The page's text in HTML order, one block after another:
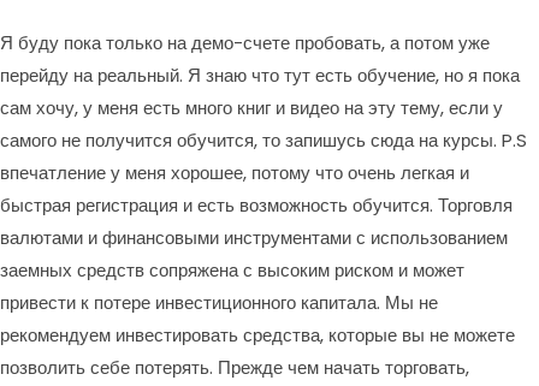
Я буду пока только на демо-счете пробовать, а потом уже
перейду на реальный. Я знаю что тут есть обучение, но я пока
сам хочу, у меня есть много книг и видео на эту тему, если у
самого не получится обучится, то запишусь сюда на курсы. P.S
впечатление у меня хорошее, потому что очень легкая и
быстрая регистрация и есть возможность обучится. Торговля
валютами и финансовыми инструментами с использованием
заемных средств сопряжена с высоким риском и может
привести к потере инвестиционного капитала. Мы не
рекомендуем инвестировать средства, которые вы не можете
позволить себе потерять. Прежде чем начать торговать,